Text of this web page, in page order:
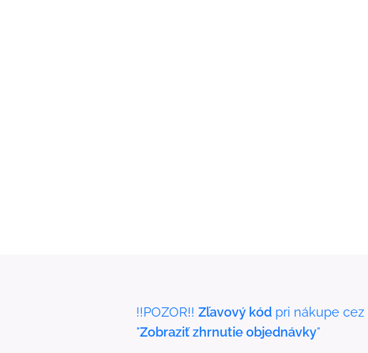
!!POZOR!! Zľavový kódpri nákupe cez
"Zobraziť zhrnutie objednávky"